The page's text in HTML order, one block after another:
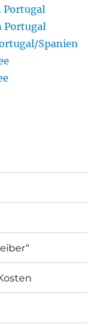
Portugal
Portugal
Spanien